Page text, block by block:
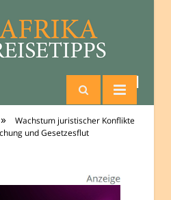
Afrika
»
Wachstum juristischer Konflikte
und Gesetzesflut